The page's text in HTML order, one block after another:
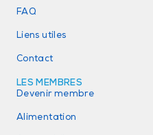
FAQ
Liens utiles
Contact
LES MEMBRES
Devenir membre
Alimentation